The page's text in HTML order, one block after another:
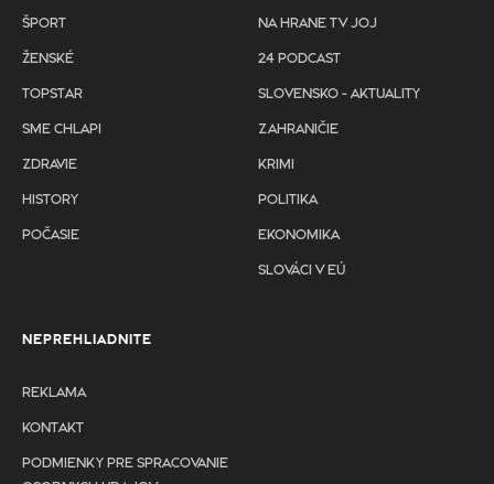
ŠPORT
ŽENSKÉ
TOPSTAR
SME CHLAPI
ZDRAVIE
HISTORY
POČASIE
NA HRANE TV JOJ
24 PODCAST
SLOVENSKO - AKTUALITY
ZAHRANIČIE
KRIMI
POLITIKA
EKONOMIKA
SLOVÁCI V EÚ
NEPREHLIADNITE
REKLAMA
KONTAKT
PODMIENKY PRE SPRACOVANIE